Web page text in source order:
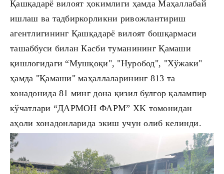
Қашқадарё вилоят ҳокимлиги ҳамда Маҳаллабай
ишлаш ва тадбиркорликни ривожлантириш
агентлигининг Қашқадарё вилоят бошқармаси
ташаббуси билан Касби туманининг Қамаши
қишлоғидаги “Мушқоқи", "Нуробод", "Хўжаки"
ҳамда "Қамаши" маҳаллаларининг 813 та
хонадонида 81 минг дона қизил булғор қалампир
кўчатлари “ДАРМОН ФАРМ” XK томонидан
аҳоли хонадонларида экиш учун олиб келинди.